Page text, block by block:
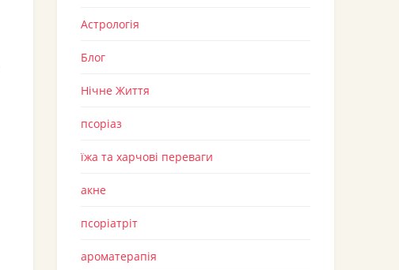
Астрологія
Блог
Нічне Життя
псоріаз
їжа та харчові переваги
акне
псоріатріт
ароматерапія